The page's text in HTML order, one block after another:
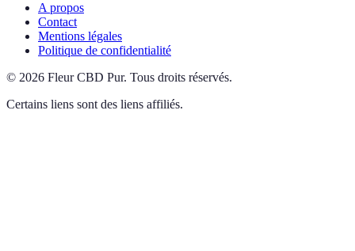
A propos
Contact
Mentions légales
Politique de confidentialité
© 2026 Fleur CBD Pur. Tous droits réservés.
Certains liens sont des liens affiliés.